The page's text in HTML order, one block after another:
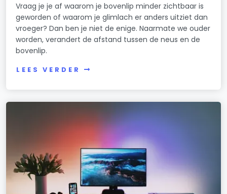
Vraag je je af waarom je bovenlip minder zichtbaar is
geworden of waarom je glimlach er anders uitziet dan
vroeger? Dan ben je niet de enige. Naarmate we ouder
worden, verandert de afstand tussen de neus en de
bovenlip.
LEES VERDER